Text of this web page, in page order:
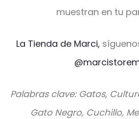
muestran en tu
La Tienda de Marci,
Palabras clave: Gatos,
Gato Negro, Cuchillo,